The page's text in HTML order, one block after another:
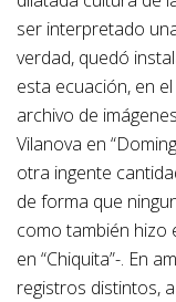
ser interpretado
verdad, quedó
esta ecuación, en
archivo de
Vilanova en
otra ingente
de forma que
como también hizo
en “Chiquita”-. En
registros distintos,